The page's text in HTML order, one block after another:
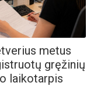
metus
gręžinių
laikotarpis